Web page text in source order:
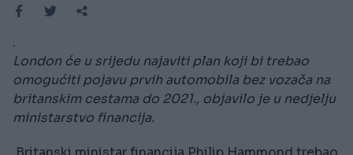
.
London će u srijedu najaviti plan koji bi trebao
omogućiti pojavu prvih automobila bez vozača na
britanskim cestama do 2021., objavilo je u nedjelju
ministarstvo financija.